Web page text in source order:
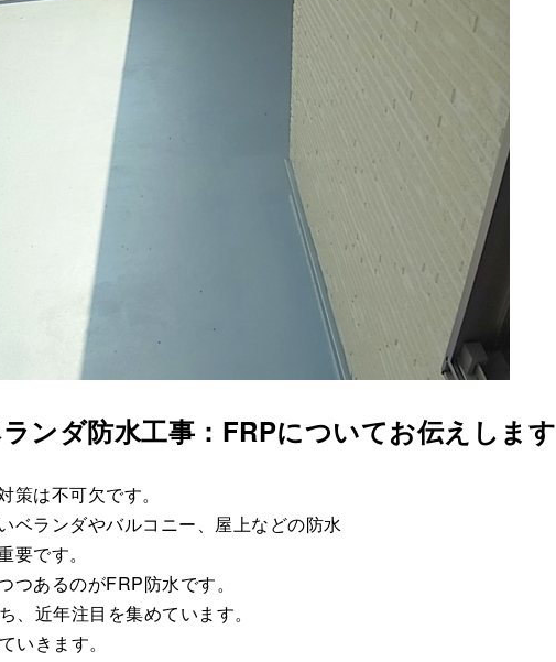
ンダ防水工事：FRPについてお伝えします
は不可欠です。
ベランダやバルコニー、屋上などの防水
です。
あるのがFRP防水です。
近年注目を集めています。
いきます。